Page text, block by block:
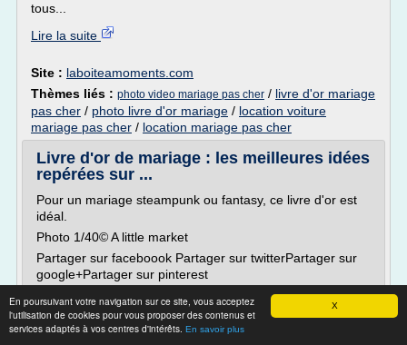
X
En poursuivant votre navigation sur ce site, vous acceptez
l'utilisation de cookies pour vous proposer des contenus et
services adaptés à vos centres d'intérêts. En savoir plus
tous...
Lire la suite
Site : laboiteamoments.com
Thèmes liés : photo video mariage pas cher / livre d'or mariage
pas cher / photo livre d'or mariage / location voiture
mariage pas cher / location mariage pas cher
Livre d'or de mariage : les meilleures idées
repérées sur ...
Pour un mariage steampunk ou fantasy, ce livre d'or est
idéal.
Photo 1/40© A little market
Partager sur faceboook Partager sur twitterPartager sur
google+Partager sur pinterest
Pour ce livre d'or DIY, il vous faudra 1 cadre, 1 lot de
petits coeurs en bois et 1 feutre : c'est tout !